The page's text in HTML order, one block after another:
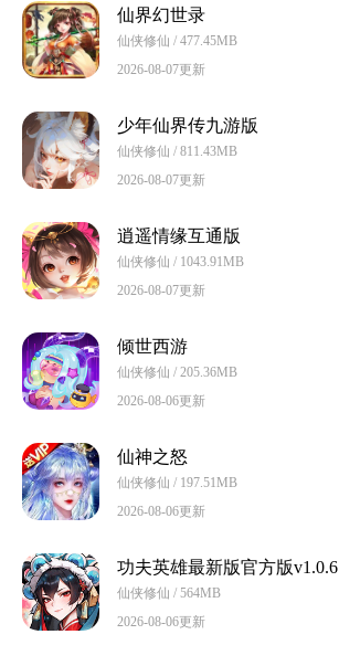
仙界幻世录
仙侠修仙 / 477.45MB
2026-08-07更新
少年仙界传九游版
仙侠修仙 / 811.43MB
2026-08-07更新
逍遥情缘互通版
仙侠修仙 / 1043.91MB
2026-08-07更新
倾世西游
仙侠修仙 / 205.36MB
2026-08-06更新
仙神之怒
仙侠修仙 / 197.51MB
2026-08-06更新
功夫英雄最新版官方版v1.0.6
仙侠修仙 / 564MB
2026-08-06更新